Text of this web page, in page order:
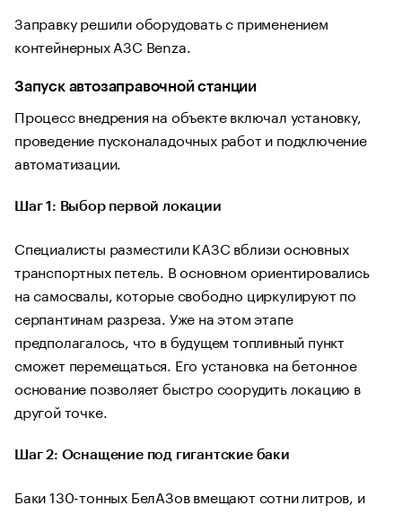
Заправку решили оборудовать с применением
контейнерных АЗС Benza.
Запуск автозаправочной станции
Процесс внедрения на объекте включал установку,
проведение пусконаладочных работ и подключение
автоматизации.
Шаг 1: Выбор первой локации
Специалисты разместили КАЗС вблизи основных
транспортных петель. В основном ориентировались
на самосвалы, которые свободно циркулируют по
серпантинам разреза. Уже на этом этапе
предполагалось, что в будущем топливный пункт
сможет перемещаться. Его установка на бетонное
основание позволяет быстро соорудить локацию в
другой точке.
Шаг 2: Оснащение под гигантские баки
Баки 130-тонных БелАЗов вмещают сотни литров, и